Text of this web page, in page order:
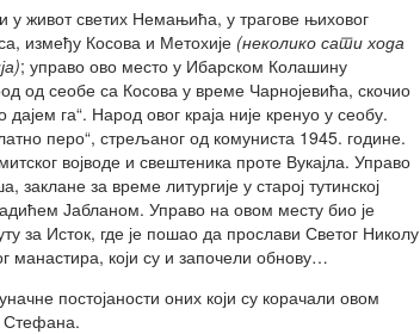
живот светих Немањића, у трагове њиховог
између Косова и Метохије (неколико сати хода
; управо ово место у Ибарском Колашину
од сеобе са Косова у време Чарнојевића, скочио
га“. Народ овог краја није кренуо у сеобу.
перо“, стрељаног од комуниста 1945. године.
војводе и свештеника проте Вукајла. Управо
за време литургије у старој тутинској
Јабланом. Управо на овом месту био је
за Исток, где је пошао да прослави Светог Николу
манастира, који су и започели обнову…
постојаности оних који су корачали овом
Стефана.